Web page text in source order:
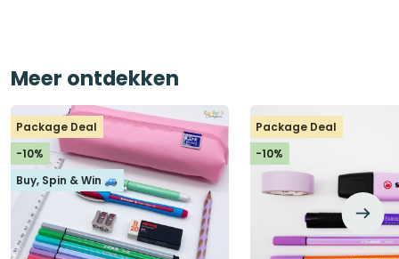
Meer ontdekken
Package Deal
-10%
Buy, Spin & Win 🚙
Package Deal
-10%